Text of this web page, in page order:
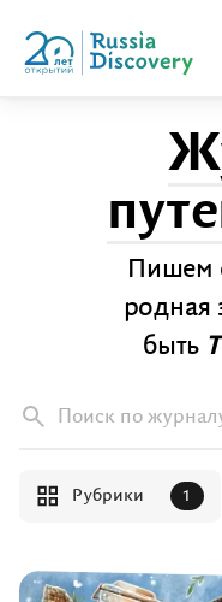
По России
Корпоративные
Пишем
родная
быть
Поиск по
Рубрики 1